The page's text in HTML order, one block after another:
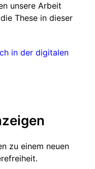
unsere Arbeit
These in dieser
in der digitalen
zu einem neuen